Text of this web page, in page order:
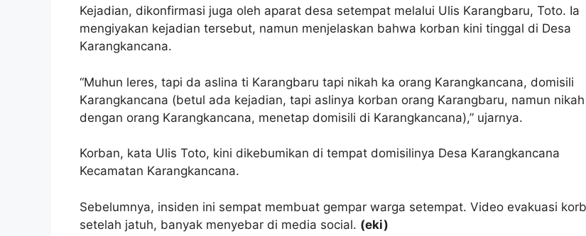
Kejadian, dikonfirmasi juga oleh aparat desa setempat melalui Ulis Karangbaru, Toto. Ia
mengiyakan kejadian tersebut, namun menjelaskan bahwa korban kini tinggal di Desa
Karangkancana.
“Muhun leres, tapi da aslina ti Karangbaru tapi nikah ka orang Karangkancana, domisili
Karangkancana (betul ada kejadian, tapi aslinya korban orang Karangbaru, namun nikah
dengan orang Karangkancana, menetap domisili di Karangkancana),” ujarnya.
Korban, kata Ulis Toto, kini dikebumikan di tempat domisilinya Desa Karangkancana
Kecamatan Karangkancana.
Sebelumnya, insiden ini sempat membuat gempar warga setempat. Video evakuasi
setelah jatuh, banyak menyebar di media social. (eki)